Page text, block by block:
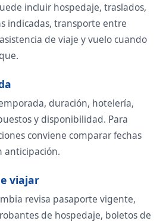
incluir hospedaje, traslados,
indicadas, transporte entre
de viaje y vuelo cuando
duración, hotelería,
y disponibilidad. Para
conviene comparar fechas
anticipación.
viajar
revisa pasaporte vigente,
de hospedaje, boletos de